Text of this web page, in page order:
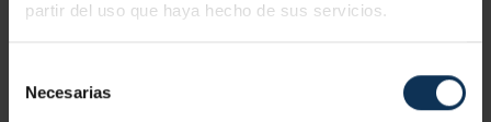
partir del uso que haya hecho de sus servicios.
Necesarias
1. Técnicas preventivas